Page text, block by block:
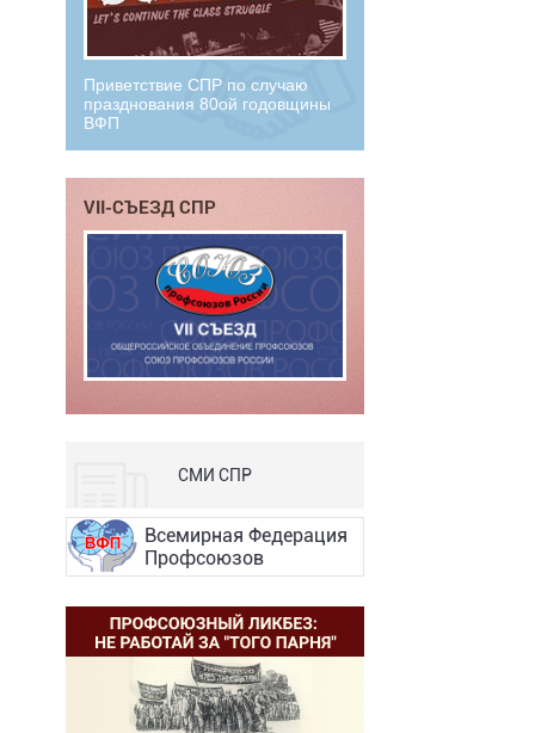
Приветствие СПР по случаю
празднования 80ой годовщины
ВФП
VII-СЪЕЗД СПР
СМИ СПР
Всемирная Федерация
Профсоюзов